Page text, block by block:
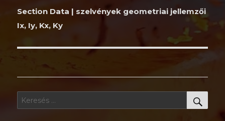
Következő
bejegyzés:
Section Data | szelvények geometriai jellemzői
Ix, Iy, Kx, Ky
Keresés
a